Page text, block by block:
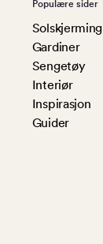
Populære sider
Solskjerming
Gardiner
Sengetøy
Interiør
Inspirasjon
Guider